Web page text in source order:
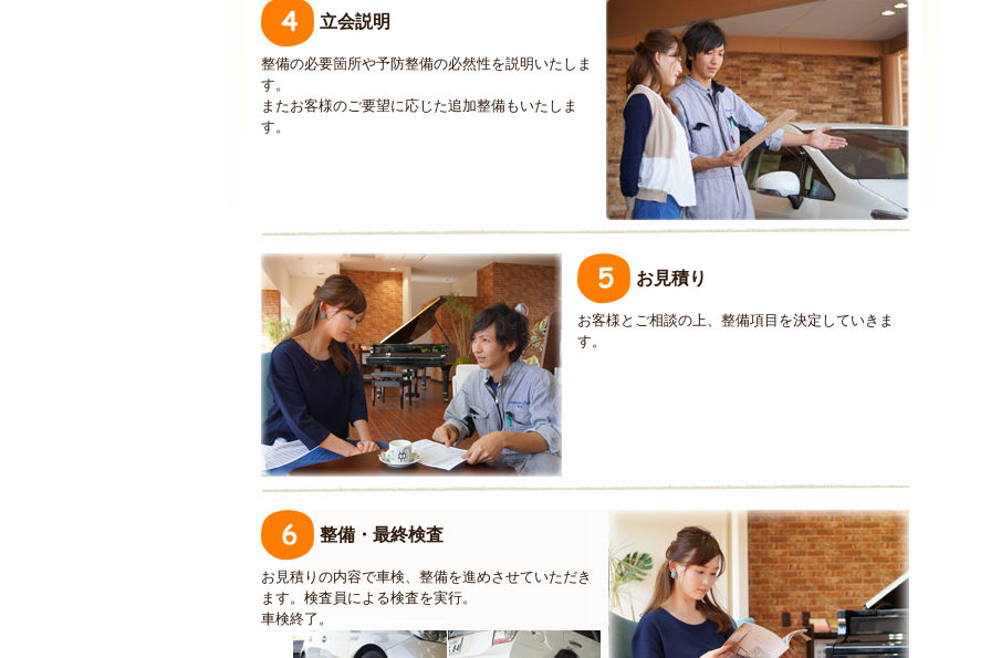
立会説明
整備の必要箇所や予防整備の必然性を説明いたしま
す。
またお客様のご要望に応じた追加整備もいたしま
す。
お見積り
お客様とご相談の上、整備項目を決定していきま
す。
整備・最終検査
お見積りの内容で車検、整備を進めさせていただき
ます。検査員による検査を実行。
車検終了。